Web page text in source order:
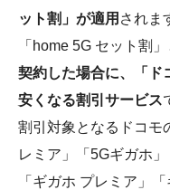
ット割」が適用 されま
「home 5G セット割」
契約した場合に、「ド
安くなる割引サービス
割引対象となるドコモ
レミア」「5Gギガホ
「ギガホ プレミア」